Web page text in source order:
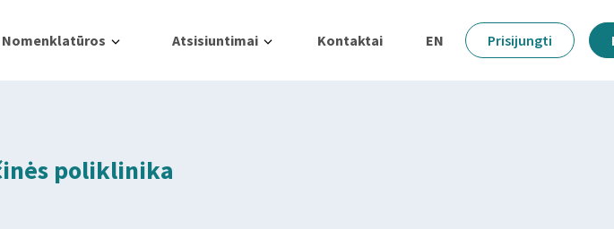
Nomenklatūros Atsisiuntimai Kontaktai EN Prisijungti
poliklinika